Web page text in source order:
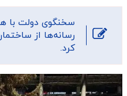
سخنگوی دولت با
رسانه‌ها از
کرد.